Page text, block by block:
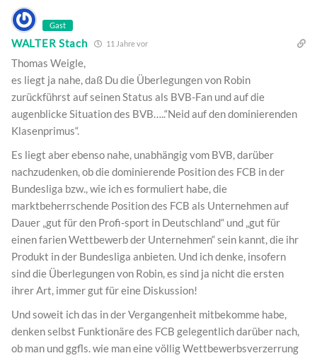
Gast
WALTER Stach 11 Jahre vor
Thomas Weigle,
es liegt ja nahe, daß Du die Überlegungen von Robin
zurückführst auf seinen Status als BVB-Fan und auf die
augenblicke Situation des BVB…..“Neid auf den dominierenden
Klasenprimus“.
Es liegt aber ebenso nahe, unabhängig vom BVB, darüber
nachzudenken, ob die dominierende Position des FCB in der
Bundesliga bzw., wie ich es formuliert habe, die
marktbeherrschende Position des FCB als Unternehmen auf
Dauer „gut für den Profi-sport in Deutschland“ und „gut für
einen farien Wettbewerb der Unternehmen“ sein kannt, die ihr
Produkt in der Bundesliga anbieten. Und ich denke, insofern
sind die Überlegungen von Robin, es sind ja nicht die ersten
ihrer Art, immer gut für eine Diskussion!
Und soweit ich das in der Vergangenheit mitbekomme habe,
denken selbst Funktionäre des FCB gelegentlich darüber nach,
ob man und ggfls. wie man eine völlig Wettbewerbsverzerrung